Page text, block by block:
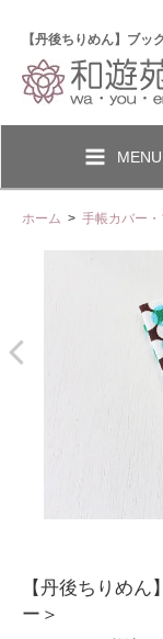
【丹後ちりめん】ブ
MENU
ホーム > 手帳カバー
【丹後ちりめ
ー＞